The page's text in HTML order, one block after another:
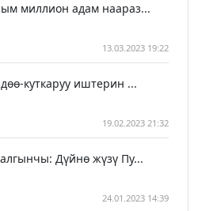
миллион адам наараз...
13.03.2023 19:22
куткаруу иштерин ...
19.02.2023 21:32
Дүйнө жүзү Пу...
24.01.2023 14:39